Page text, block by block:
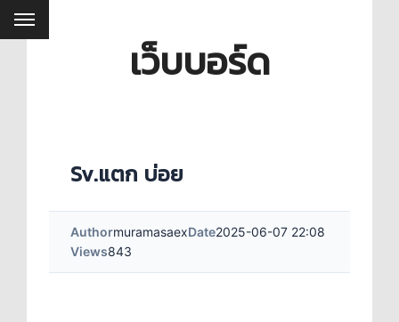
เว็บบอร์ด
Sv.แตก บ่อย
AuthormuramasaexDate2025-06-07 22:08
Views843